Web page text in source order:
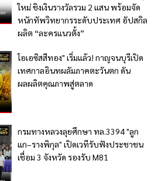
ใหม่ ชิงเงินรางวัลรวม 2 แสน พร้อมจัด
หนักทัพวิทยากรระดับประเทศ อัปสกิล
ผลิต “ละครแนวตั้ง”
โอเอซิสสีทอง" เริ่มแล้ว! กาญจนบุรีเปิด
เทศกาลอินทผลัมภาคตะวันตก ดัน
ผลผลิตคุณภาพสู่ตลาด
กรมทางหลวงลุยศึกษา ทล.3394 "ลูก
แก–รางพิกุล" เปิดเวทีรับฟังประชาชน
เชื่อม 3 จังหวัด รองรับ M81